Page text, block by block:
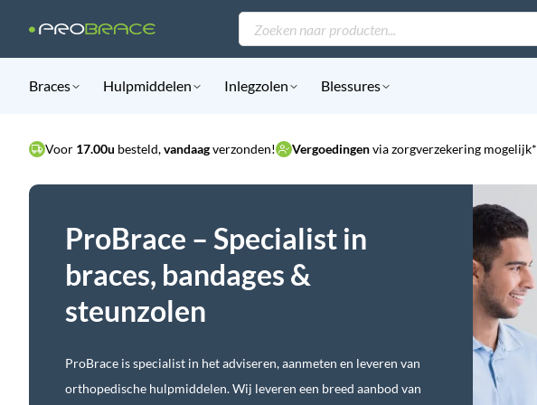
Producten
zoeken
Braces Hulpmiddelen Inlegzolen Blessures
Voor 17.00u besteld,vandaagverzonden! Vergoedingenvia zorgverzekering mogelijk*
ProBrace – Specialist in
braces, bandages &
steunzolen
ProBrace is specialist in het adviseren, aanmeten en leveren van
orthopedische hulpmiddelen. Wij leveren een breed aanbod van